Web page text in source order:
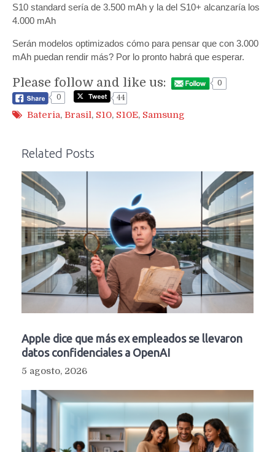
S10 standard sería de 3.500 mAh y la del S10+ alcanzaría los
4.000 mAh
Serán modelos optimizados cómo para pensar que con 3.000
mAh puedan rendir más? Por lo pronto habrá que esperar.
Please follow and like us:
0
0
44
Bateria, Brasil, S10, S10E, Samsung
Related Posts
Apple dice que más ex empleados se llevaron
datos confidenciales a OpenAI
5 agosto, 2026